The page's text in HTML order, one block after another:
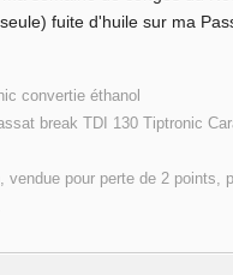
fuite d'huile sur ma
convertie éthanol
break TDI 130 Tiptronic
vendue pour perte de 2